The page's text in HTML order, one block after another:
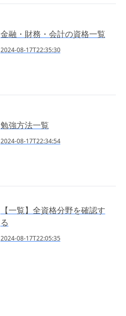
金融・財務・会計の資格一覧
2024-08-17T22:35:30
勉強方法一覧
2024-08-17T22:34:54
【一覧】全資格分野を確認す
る
2024-08-17T22:05:35